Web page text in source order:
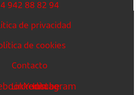
942 88 82 94
de privacidad
de cookies
Contacto
Linkedin
Youtube
Instagram